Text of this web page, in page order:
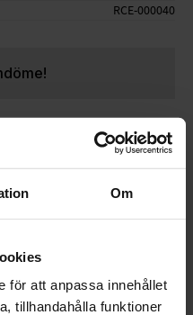
Om
för att anpassa innehållet
tillhandahålla funktioner
RCE-000040